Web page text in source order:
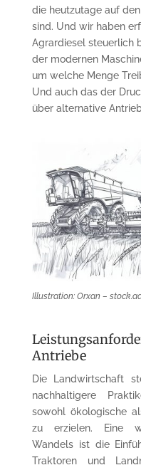
die heutzutage auf
sind. Und wir haben
Agrardiesel steuerlich
der modernen
um welche Menge
Und auch das der
über alternative
Illustration: Orxan –
Antriebe
Die Landwirtschaft
nachhaltigere
sowohl ökologische
zu erzielen. Eine
Wandels ist die
Traktoren und